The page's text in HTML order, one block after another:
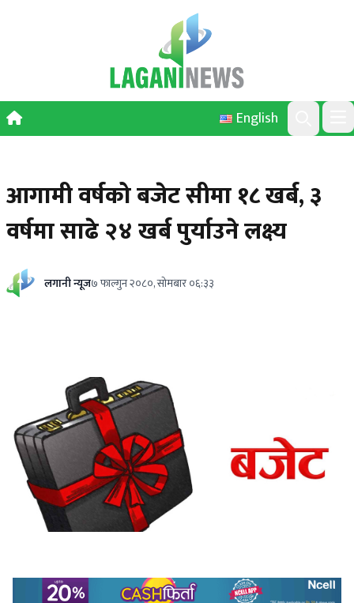
English
Search
आगामी वर्षको बजेट सीमा १८ खर्ब, ३
वर्षमा साढे २४ खर्ब पुर्याउने लक्ष्य
लगानी न्यूज७ फाल्गुन २०८०, सोमबार ०६:३३